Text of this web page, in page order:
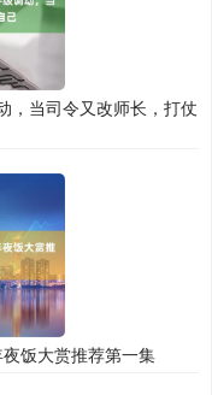
，当司令又改师长，打仗
饭大赏推荐第一集